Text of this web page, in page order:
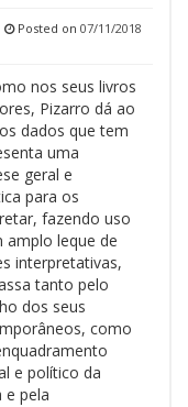
Posted on 07/11/2018
nos seus livros
Pizarro dá ao
dados que tem
uma
geral e
para os
fazendo uso
amplo leque de
interpretativas,
tanto pelo
dos seus
como
e político da
e pela